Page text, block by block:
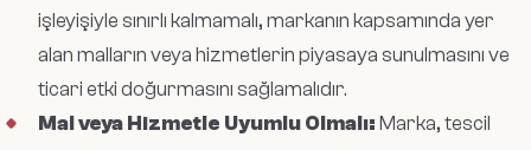
işleyişiyle sınırlı kalmamalı, markanın kapsamında yer
alan malların veya hizmetlerin piyasaya sunulmasını ve
ticari etki doğurmasını sağlamalıdır.
Mal veya Hizmetle Uyumlu Olmalı: Marka, tescil